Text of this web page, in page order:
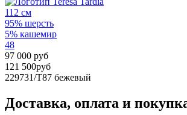
112 см
95% шерсть
5% кашемир
48
97 000 руб
121 500руб
229731/T87 бежевый
Доставка, оплата и